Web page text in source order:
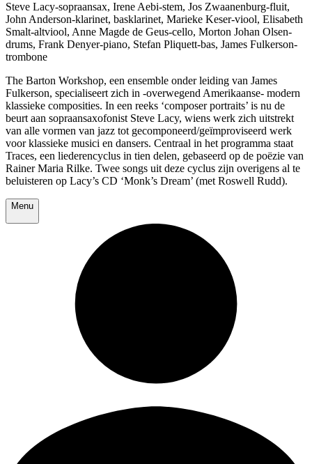
Steve Lacy-sopraansax, Irene Aebi-stem, Jos Zwaanenburg-fluit,
John Anderson-klarinet, basklarinet, Marieke Keser-viool, Elisabeth
Smalt-altviool, Anne Magde de Geus-cello, Morton Johan Olsen-
drums, Frank Denyer-piano, Stefan Pliquett-bas, James Fulkerson-
trombone
The Barton Workshop, een ensemble onder leiding van James
Fulkerson, specialiseert zich in -overwegend Amerikaanse- modern
klassieke composities. In een reeks ‘composer portraits’ is nu de
beurt aan sopraansaxofonist Steve Lacy, wiens werk zich uitstrekt
van alle vormen van jazz tot gecomponeerd/geïmproviseerd werk
voor klassieke musici en dansers. Centraal in het programma staat
Traces, een liederencyclus in tien delen, gebaseerd op de poëzie van
Rainer Maria Rilke. Twee songs uit deze cyclus zijn overigens al te
beluisteren op Lacy’s CD ‘Monk’s Dream’ (met Roswell Rudd).
Menu